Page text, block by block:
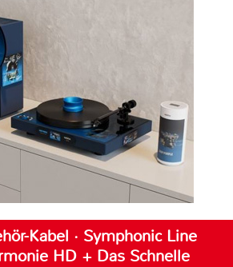
Kabel · Symphonic Line
HD + Das Schnelle